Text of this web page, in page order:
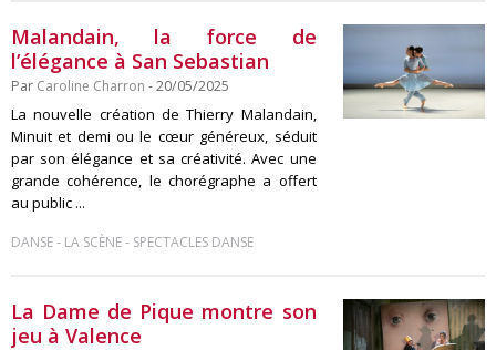
Malandain, la force de
l’élégance à San Sebastian
Par Caroline Charron - 20/05/2025
La nouvelle création de Thierry Malandain,
Minuit et demi ou le cœur généreux, séduit
par son élégance et sa créativité. Avec une
grande cohérence, le chorégraphe a offert
au public ...
DANSE- LA SCÈNE- SPECTACLES DANSE
La Dame de Pique montre son
jeu à Valence